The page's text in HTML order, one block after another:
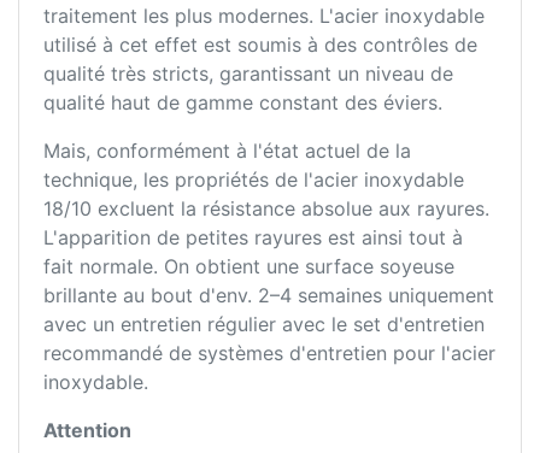
traitement les plus modernes. L'acier inoxydable
utilisé à cet effet est soumis à des contrôles de
qualité très stricts, garantissant un niveau de
qualité haut de gamme constant des éviers.
Mais, conformément à l'état actuel de la
technique, les propriétés de l'acier inoxydable
18/10 excluent la résistance absolue aux rayures.
L'apparition de petites rayures est ainsi tout à
fait normale. On obtient une surface soyeuse
brillante au bout d'env. 2–4 semaines uniquement
avec un entretien régulier avec le set d'entretien
recommandé de systèmes d'entretien pour l'acier
inoxydable.
Attention